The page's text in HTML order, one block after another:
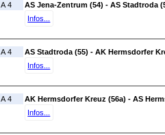
A 4
AS Jena-Zentrum (54) - AS Stadtroda
Infos...
A 4
AS Stadtroda (55) - AK Hermsdorfer
Infos...
A 4
AK Hermsdorfer Kreuz (56a) - AS
Infos...